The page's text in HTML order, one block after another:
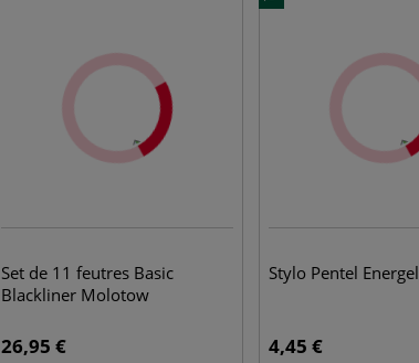
Set de 11 feutres Basic
Blackliner Molotow
26,95 €
Stylo Pentel Energel
4,45 €